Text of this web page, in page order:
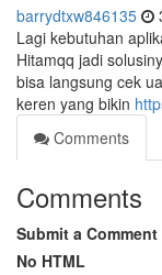
barrydtxw846135
Lagi kebutuhan
Hitamqq jadi
bisa langsung cek
keren yang bikin
Comments
Comments
Submit a Comment
No HTML